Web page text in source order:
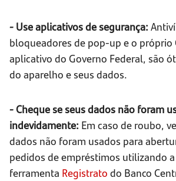
- Use aplicativos de segurança:
bloqueadores de pop-up e o próprio
aplicativo do Governo Federal, são
do aparelho e seus dados.
- Cheque se seus dados não foram
indevidamente: Em caso de roubo,
dados não foram usados para
pedidos de empréstimos utilizando a
ferramenta Registrato do Banco